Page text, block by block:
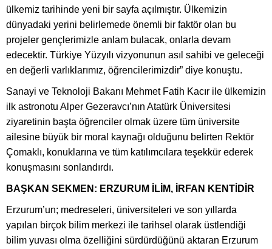
ülkemiz tarihinde yeni bir sayfa açılmıştır. Ülkemizin
dünyadaki yerini belirlemede önemli bir faktör olan bu
projeler gençlerimizle anlam bulacak, onlarla devam
edecektir. Türkiye Yüzyılı vizyonunun asıl sahibi ve geleceği
en değerli varlıklarımız, öğrencilerimizdir” diye konuştu.
Sanayi ve Teknoloji Bakanı Mehmet Fatih Kacır ile ülkemizin
ilk astronotu Alper Gezeravcı’nın Atatürk Üniversitesi
ziyaretinin başta öğrenciler olmak üzere tüm üniversite
ailesine büyük bir moral kaynağı olduğunu belirten Rektör
Çomaklı, konuklarına ve tüm katılımcılara teşekkür ederek
konuşmasını sonlandırdı.
BAŞKAN SEKMEN: ERZURUM İLİM, İRFAN KENTİDİR
Erzurum’un; medreseleri, üniversiteleri ve son yıllarda
yapılan birçok bilim merkezi ile tarihsel olarak üstlendiği
bilim yuvası olma özelliğini sürdürdüğünü aktaran Erzurum